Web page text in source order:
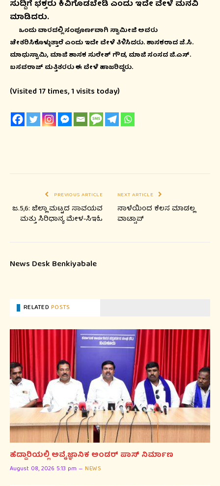
ಸುದ್ದಿಗೆ ಭಕ್ತರು ಕಿವಿಗೊಡಬೇಡಿ ಎಂದು ಇದೇ ವೇಳೆ ಮನವಿ
ಮಾಡಿದರು.
ಒಂದು ವಾರದಲ್ಲಿ ಸಂಪೂರ್ಣವಾಗಿ ಸ್ವಾಮೀಜಿ ಅವರು
ಚೇತರಿಸಿಕೊಳ್ಳುತ್ತಾರೆ ಎಂದು ಇದೇ ವೇಳೆ ತಿಳಿಸಿದರು. ಶಾಸಕರಾದ ಜೆ.ಸಿ.
ಮಾಧುಸ್ವಾಮಿ, ಮಾಜಿ ಶಾಸಕ ಸುರೇಶ್ ಗೌಡ, ಮಾಜಿ ಸಂಸದ ಜಿ.ಎಸ್.
ಬಸವರಾಜ್ ಮತ್ತಿತರರು ಈ ವೇಳೆ ಹಾಜರಿದ್ದರು.
(Visited 17 times, 1 visits today)
PREVIOUS ARTICLE
ಜ.5,6: ಜಿಲ್ಲಾ ಮಟ್ಟದ ಸಾವಯವ
ಮತ್ತು ಸಿರಿಧಾನ್ಯ ಮೇಳ-ಸಿಇಓ
NEXT ARTICLE
ನಾಳೆಯಿಂದ ಕೆಲಸ ಮಾಡಲ್ಲ
ವಾಟ್ಸಾಪ್
News Desk Benkiyabale
RELATEDPOSTS
ಹೆದ್ದಾರಿಯಲ್ಲಿ ಅವೈಜ್ಞಾನಿಕ ಅಂಡರ್ ಪಾಸ್ ನಿರ್ಮಾಣ
August 08, 2026 5:13 pm NEWS